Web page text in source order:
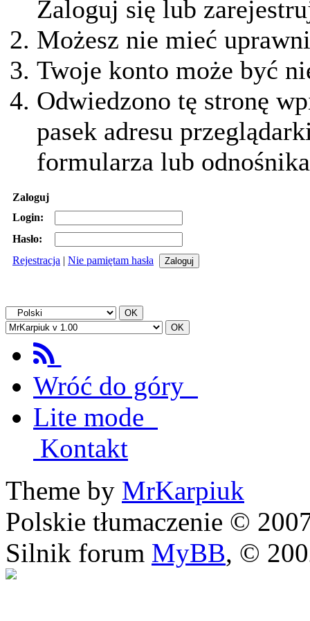
Zaloguj się lub
Możesz nie mieć
Twoje konto może być
Odwiedzono tę stronę
pasek adresu
formularza lub
Zaloguj
Login:
Hasło:
Rejestracja | Nie pamiętam hasła
Wróć do góry
Lite mode
Kontakt
Theme by MrKarpiuk
Polskie tłumaczenie ©
Silnik forum MyBB, ©